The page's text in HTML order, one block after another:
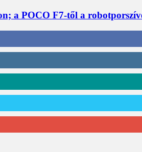
a POCO F7-től a